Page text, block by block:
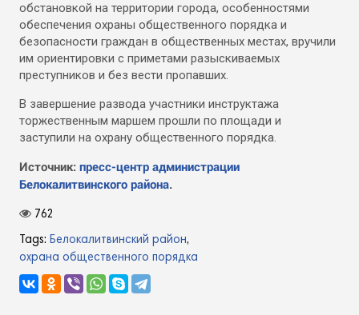
обстановкой на территории города, особенностями
обеспечения охраны общественного порядка и
безопасности граждан в общественных местах, вручили
им ориентировки с приметами разыскиваемых
преступников и без вести пропавших.
В завершение развода участники инструктажа
торжественным маршем прошли по площади и
заступили на охрану общественного порядка.
Источник: пресс-центр администрации
Белокалитвинского района.
762
Tags: Белокалитвинский район,
охрана общественного порядка